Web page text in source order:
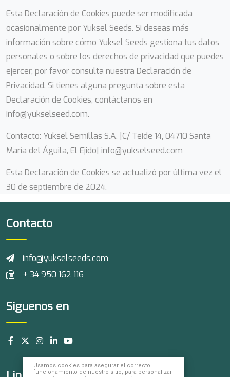
Esta Declaración de Cookies puede ser modificada
ocasionalmente por Yuksel Seeds. Si deseas más
información sobre cómo Yuksel Seeds gestiona tus datos
personales o sobre los derechos de privacidad que puedes
ejercer, por favor consulta nuestra Declaración de
Privacidad. Si tienes alguna pregunta sobre esta
Declaración de Cookies, contáctanos en
info@yukselseed.com.
Contacto: Yuksel Semillas S.A. |C/ Teide 14, 04710 Santa
María del Águila, El Ejido| info@yukselseed.com
Esta Declaración de Cookies se actualizó por última vez el
30 de septiembre de 2024.
Contacto
info@yukselseeds.com
+ 34 950 162 116
Siguenos en
Usamos cookies para asegurar el correcto
funcionamiento de nuestro sitio, para personalizar